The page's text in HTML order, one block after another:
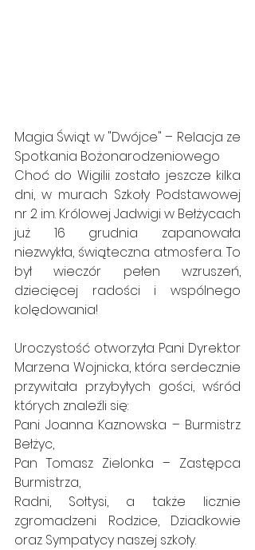
Magia Świąt w "Dwójce" – Relacja ze
Spotkania Bożonarodzeniowego
Choć do Wigilii zostało jeszcze kilka
dni, w murach Szkoły Podstawowej
nr 2 im. Królowej Jadwigi w Bełżycach
już 16 grudnia zapanowała
niezwykła, świąteczna atmosfera. To
był wieczór pełen wzruszeń,
dziecięcej radości i wspólnego
kolędowania!
Uroczystość otworzyła Pani Dyrektor
Marzena Wojnicka, która serdecznie
przywitała przybyłych gości, wśród
których znaleźli się:
Pani Joanna Kaznowska – Burmistrz
Bełżyc,
Pan Tomasz Zielonka – Zastępca
Burmistrza,
Radni, Sołtysi, a także licznie
zgromadzeni Rodzice, Dziadkowie
oraz Sympatycy naszej szkoły.